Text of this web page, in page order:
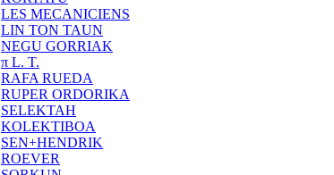
LES MECANICIENS
LIN TON TAUN
NEGU GORRIAK
π L. T.
RAFA RUEDA
RUPER ORDORIKA
SELEKTAH
KOLEKTIBOA
SEN+HENDRIK
ROEVER